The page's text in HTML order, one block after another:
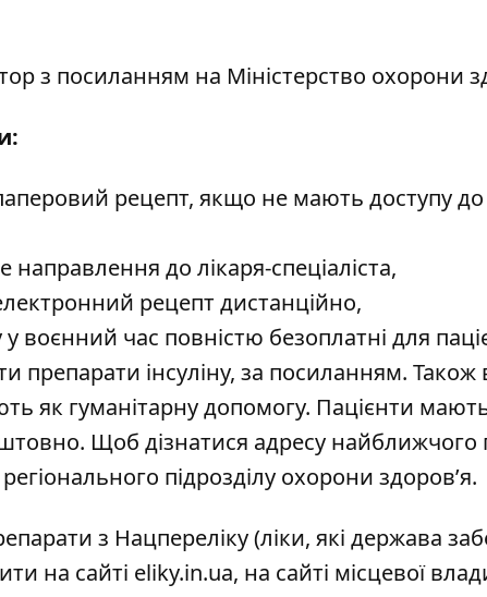
з посиланням на Міністерство охорони
рецепт, якщо не мають доступу до
до лікаря-спеціаліста,
рецепт дистанційно,
у воєнний час повністю безоплатні для
препарати інсуліну, за посиланням. Також
як гуманітарну допомогу. Пацієнти
Щоб дізнатися адресу
підрозділу охорони здоров’я.
з Нацпереліку(ліки, які держава
на сайті eliky.in.ua, на сайті місцевої